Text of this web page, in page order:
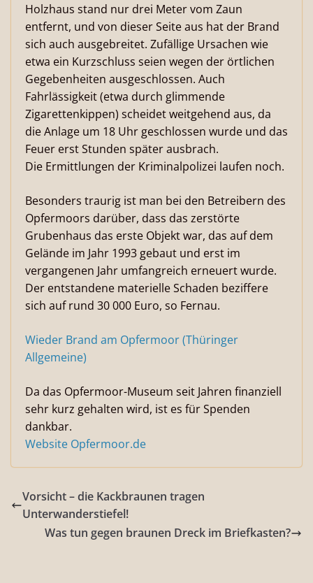
Holzhaus stand nur drei Meter vom Zaun
entfernt, und von dieser Seite aus hat der Brand
sich auch ausgebreitet. Zufällige Ursachen wie
etwa ein Kurzschluss seien wegen der örtlichen
Gegebenheiten ausgeschlossen. Auch
Fahrlässigkeit (etwa durch glimmende
Zigarettenkippen) scheidet weitgehend aus, da
die Anlage um 18 Uhr geschlossen wurde und das
Feuer erst Stunden später ausbrach.
Die Ermittlungen der Kriminalpolizei laufen noch.
Besonders traurig ist man bei den Betreibern des
Opfermoors darüber, dass das zerstörte
Grubenhaus das erste Objekt war, das auf dem
Gelände im Jahr 1993 gebaut und erst im
vergangenen Jahr umfangreich erneuert wurde.
Der entstandene materielle Schaden beziffere
sich auf rund 30 000 Euro, so Fernau.
Wieder Brand am Opfermoor (Thüringer
Allgemeine)
Da das Opfermoor-Museum seit Jahren finanziell
sehr kurz gehalten wird, ist es für Spenden
dankbar.
Website Opfermoor.de
Vorsicht – die Kackbraunen tragen
Unterwanderstiefel!
Was tun gegen braunen Dreck im Briefkasten?